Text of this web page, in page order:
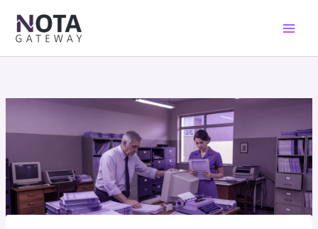
para
conteúdo